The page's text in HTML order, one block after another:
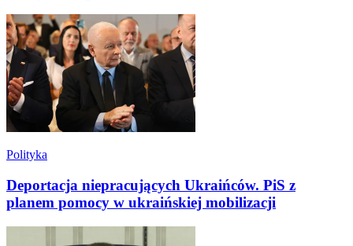
Polityka
Deportacja niepracujących Ukraińców. PiS z
planem pomocy w ukraińskiej mobilizacji